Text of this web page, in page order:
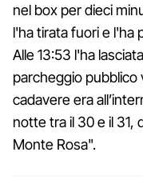
nel box per dieci
l'ha tirata fuori e l'ha
Alle 13:53 l'ha
parcheggio pubblico
cadavere era
notte tra il 30 e il 31,
Monte Rosa".